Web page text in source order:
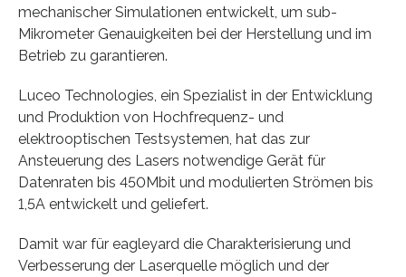
mechanischer Simulationen entwickelt, um sub-
Mikrometer Genauigkeiten bei der Herstellung und im
Betrieb zu garantieren.
Luceo Technologies, ein Spezialist in der Entwicklung
und Produktion von Hochfrequenz- und
elektrooptischen Testsystemen, hat das zur
Ansteuerung des Lasers notwendige Gerät für
Datenraten bis 450Mbit und modulierten Strömen bis
1,5A entwickelt und geliefert.
Damit war für eagleyard die Charakterisierung und
Verbesserung der Laserquelle möglich und der